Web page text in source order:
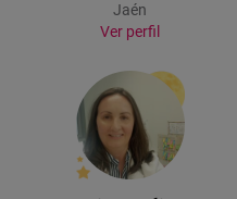
Jaén
Ver perfil